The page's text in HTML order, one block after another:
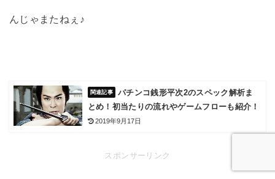
んじゃまたねぇ♪
パチンコ銭形平次2のスペック解析ま
とめ！初当たりの流れやゲームフローも紹介！
2019年9月17日
スポンサーリンク